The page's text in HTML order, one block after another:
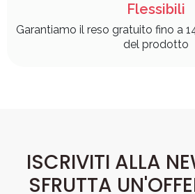
Flessibili
Garantiamo il reso gratuito fino a
del prodotto
ISCRIVITI ALLA
SFRUTTA